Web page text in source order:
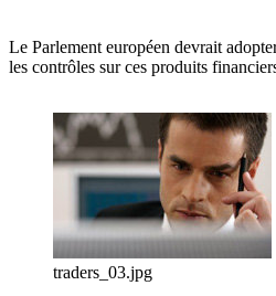
Le Parlement européen devrait
les contrôles sur ces produits
traders_03.jpg